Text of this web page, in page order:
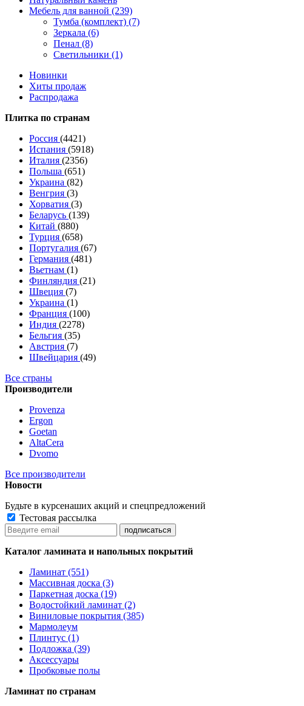
Мебель для ванной (239)
Тумба (комплект) (7)
Зеркала (6)
Пенал (8)
Светильники (1)
Новинки
Хиты продаж
Распродажа
Плитка по странам
Россия (4421)
Испания (5918)
Италия (2356)
Польша (651)
Украина (82)
Венгрия (3)
Хорватия (3)
Беларусь (139)
Китай (880)
Турция (658)
Португалия (67)
Германия (481)
Вьетнам (1)
Финляндия (21)
Швеция (7)
Украина (1)
Франция (100)
Индия (2278)
Бельгия (35)
Австрия (7)
Швейцария (49)
Все страны
Производители
Provenza
Ergon
Goetan
AltaСera
Dvomo
Все производители
Новости
Будьте в курсенаших акций и спецпредложений
Тестовая рассылка
Каталог ламината и напольных покрытий
Ламинат (551)
Массивная доска (3)
Паркетная доска (19)
Водостойкий ламинат (2)
Виниловые покрытия (385)
Мармолеум
Плинтус (1)
Подложка (39)
Аксессуары
Пробковые полы
Ламинат по странам